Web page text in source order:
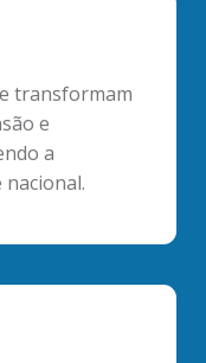
transformam
e
a